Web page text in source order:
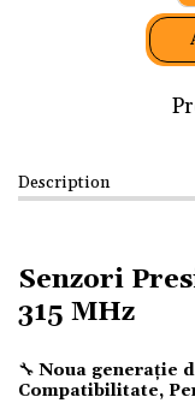
Description
Senzori
315 MHz
🔧 Noua generație
Compatibilitate,